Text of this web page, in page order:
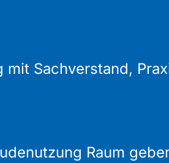
Sachverstand,
Raum